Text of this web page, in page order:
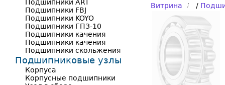
Витрина /
Подшипники ART
Подшипники FBJ
Подшипники KOYO
Подшипники ГПЗ-10
Подшипники качения
Подшипники качения
Подшипники скольжения
Подшипниковые узлы
Корпуса
Корпусные подшипники